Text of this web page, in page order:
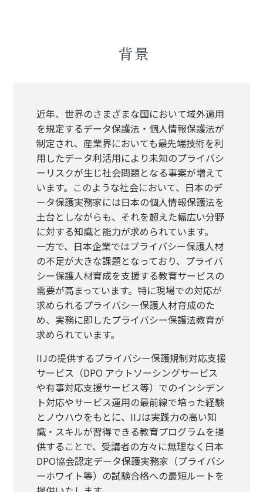
背景
近年、世界のさまざまな国において域外適用
を規定するデータ保護法・個人情報保護法が
制定され、産業界においても最先端技術を利
用したデータ利活用により未知のプライバシ
ーリスクが生じ社会問題となる事案が増えて
います。このような社会において、日本のデ
ータ保護実務家には日本の個人情報保護法を
土台としながらも、それを超えた幅広い分野
に対する知識と能力が求められています。
一方で、日本企業ではプライバシー保護人材
の不足が大きな課題となっており、プライバ
シー保護人材育成を支援する教育サービスの
需要が高まっています。特に現場での対応が
求められるプライバシー保護人材育成のた
め、実務に即したプライバシー保護法教育が
求められています。
IIJの提供するプライバシー保護規制対応支援
サービス（DPO アウトソーシングサービス
や有事対応支援サービス等）でのインシデン
ト対応やサービス運用の最前線で培った経験
とノウハウをもとに、IIJは実践力の高い知
識・スキルが習得できる教育プログラムを提
供することで、受講者の方々に無理なく日本
DPO協会認定データ保護実務家（プライバシ
ーホワイト等）の試験合格への最短ルートを